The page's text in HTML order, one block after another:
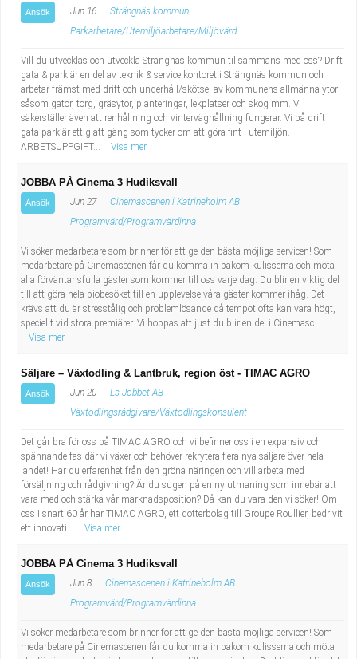
Ansök Jun 16
Strängnäs kommun
Parkarbetare/Utemiljöarbetare/Miljövärd
Vill du utvecklas och utveckla Strängnäs kommun tillsammans med oss? Drift
gata & park är en del av teknik & service kontoret i Strängnäs kommun och
arbetar främst med drift och underhåll/skötsel av kommunens allmänna ytor
såsom gator, torg, gräsytor, planteringar, lekplatser och skog mm. Vi
säkerställer även att renhållning och vinterväghållning fungerar. Vi på drift
gata park är ett glatt gäng som tycker om att göra fint i utemiljön.
ARBETSUPPGIFT...
Visa mer
JOBBA PÅ Cinema 3 Hudiksvall
Ansök Jun 27
Cinemascenen i Katrineholm AB
Programvärd/Programvärdinna
Vi söker medarbetare som brinner för att ge den bästa möjliga servicen! Som
medarbetare på Cinemascenen får du komma in bakom kulisserna och möta
alla förväntansfulla gäster som kommer till oss varje dag. Du blir en viktig del
till att göra hela biobesöket till en upplevelse våra gäster kommer ihåg. Det
krävs att du är stresstålig och problemlösande då tempot ofta kan vara högt,
speciellt vid stora premiärer. Vi hoppas att just du blir en del i Cinemasc...
Visa mer
Säljare – Växtodling & Lantbruk, region öst - TIMAC AGRO
Ansök Jun 20
Ls Jobbet AB
Växtodlingsrådgivare/Växtodlingskonsulent
Det går bra för oss på TIMAC AGRO och vi befinner oss i en expansiv och
spännande fas där vi växer och behöver rekrytera flera nya säljare över hela
landet! Har du erfarenhet från den gröna näringen och vill arbeta med
försäljning och rådgivning? Är du sugen på en ny utmaning som innebär att
vara med och stärka vår marknadsposition? Då kan du vara den vi söker! Om
oss I snart 60 år har TIMAC AGRO, ett dotterbolag till Groupe Roullier, bedrivit
ett innovati...
Visa mer
JOBBA PÅ Cinema 3 Hudiksvall
Ansök Jun 8
Cinemascenen i Katrineholm AB
Programvärd/Programvärdinna
Vi söker medarbetare som brinner för att ge den bästa möjliga servicen! Som
medarbetare på Cinemascenen får du komma in bakom kulisserna och möta